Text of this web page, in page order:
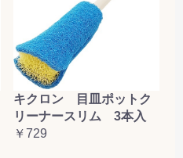
キクロン 目皿ポットク
リーナースリム 3本入
￥729